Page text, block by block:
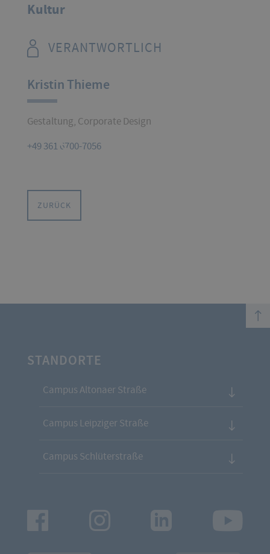
Kultur
VERANTWORTLICH
Kristin Thieme
Gestaltung, Corporate Design
+49 361 6700-7056
ZURÜCK
top
STANDORTE
Campus Altonaer Straße
Campus Leipziger Straße
Campus Schlüterstraße
Instagram LinkedIn